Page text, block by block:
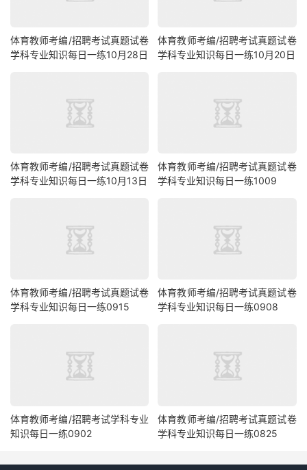
体育教师考编/招聘考试真题试卷
学科专业知识每日一练10月28日
体育教师考编/招聘考试真题试卷
学科专业知识每日一练10月20日
体育教师考编/招聘考试真题试卷
学科专业知识每日一练10月13日
体育教师考编/招聘考试真题试卷
学科专业知识每日一练1009
体育教师考编/招聘考试真题试卷
学科专业知识每日一练0915
体育教师考编/招聘考试真题试卷
学科专业知识每日一练0908
体育教师考编/招聘考试学科专业
知识每日一练0902
体育教师考编/招聘考试真题试卷
学科专业知识每日一练0825